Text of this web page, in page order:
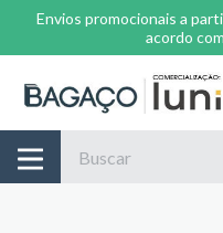
Envios promocionais a
acordo